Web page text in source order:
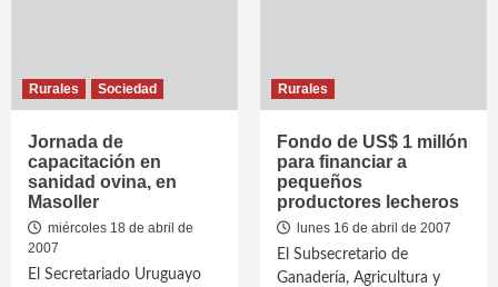
Rurales Sociedad
Jornada de
capacitación en
sanidad ovina, en
Masoller
miércoles 18 de abril de
2007
El Secretariado Uruguayo
Rurales
Fondo de US$ 1 millón
para financiar a
pequeños
productores lecheros
lunes 16 de abril de 2007
El Subsecretario de
Ganadería, Agricultura y